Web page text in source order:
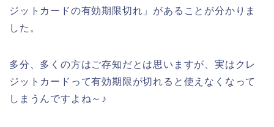
ジットカードの有効期限切れ」があることが分かりま
した。
多分、多くの方はご存知だとは思いますが、実はクレ
ジットカードって有効期限が切れると使えなくなって
しまうんですよね～♪